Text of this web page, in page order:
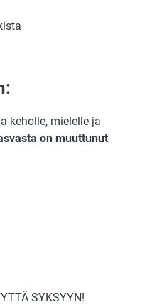
keholle, mielelle ja
on muuttunut
SYKSYYN!